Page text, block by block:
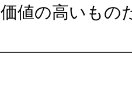
価値の高いもの